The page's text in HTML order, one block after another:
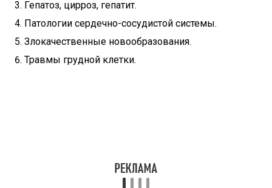
Гепатоз, цирроз, гепатит.
Патологии сердечно-сосудистой системы.
Злокачественные новообразования.
Травмы грудной клетки.